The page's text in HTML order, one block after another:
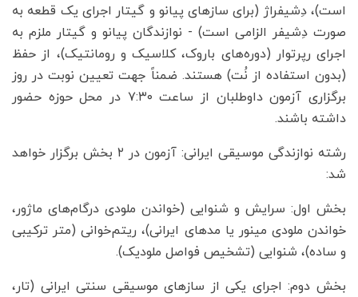
است)، دِشیفراژ (برای سازهای پیانو و گیتار اجرای یک قطعه به
صورت دِشیفر الزامی است) - نوازندگان پیانو و گیتار ملزم به
اجرای رپرتوار (دوره‌های باروک، کلاسیک و رومانتیک)، از حفظ
(بدون استفاده از نُت) هستند. ضمناً جهت تعیین نوبت در روز
برگزاری آزمون داوطلبان از ساعت ۷:۳۰ در محل حوزه حضور
داشته باشند.
رشته نوازندگی موسیقی ایرانی: آزمون در ۲ بخش برگزار خواهد
شد:
بخش اول: سرایش و شنوایی (خواندن ملودی درگام‌های ماژور،
خواندن ملودی مینور یا مدهای ایرانی)، ریتم‌خوانی (متر ترکیبی
و ساده)، شنوایی (تشخیص فواصل ملودیک).
بخش دوم: اجرای یکی از سازهای موسیقی سنتی ایرانی (تار،